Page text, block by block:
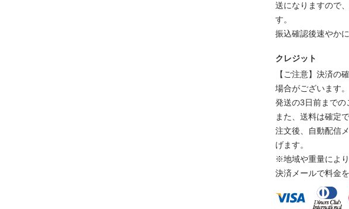
送になりますので
す。
振込確認後速やか
クレジット
【ご注意】決済の
場合がございます。
発送の3日前までの
また、送料は確定
注文後、自動配信
げます。
※地域や重量によ
決済メールで料金